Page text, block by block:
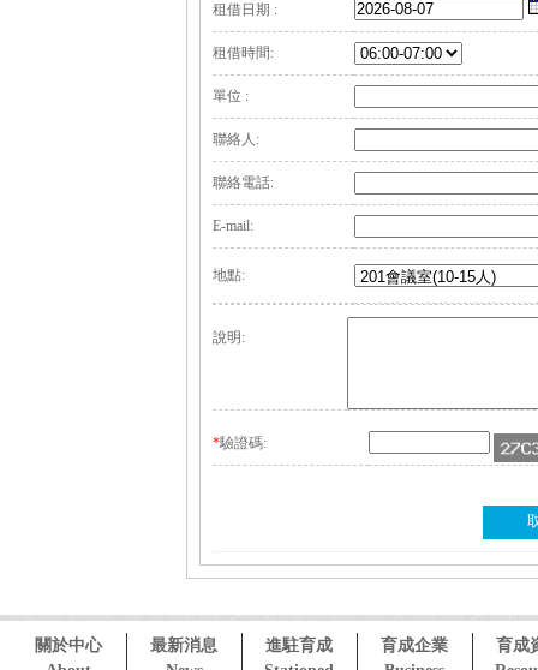
租借日期 :
租借時間:
單位 :
聯絡人:
聯絡電話:
E-mail:
地點:
說明:
*驗證碼:
關於中心
最新消息
進駐育成
育成企業
育成